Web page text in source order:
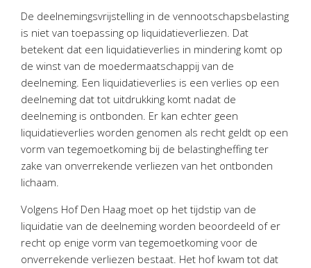
Bedrijfseconomisch advies
Belastingadvies Purmerend
Online boekhouden
Nieuws&informatie
Nieuwsbrief
Nieuwsoverzicht
Handige links
Contact
De deelnemingsvrijstelling in de vennootschapsbelasting
is niet van toepassing op liquidatieverliezen. Dat
betekent dat een liquidatieverlies in mindering komt op
de winst van de moedermaatschappij van de
deelneming. Een liquidatieverlies is een verlies op een
deelneming dat tot uitdrukking komt nadat de
deelneming is ontbonden. Er kan echter geen
liquidatieverlies worden genomen als recht geldt op een
vorm van tegemoetkoming bij de belastingheffing ter
zake van onverrekende verliezen van het ontbonden
lichaam.
Volgens Hof Den Haag moet op het tijdstip van de
liquidatie van de deelneming worden beoordeeld of er
recht op enige vorm van tegemoetkoming voor de
onverrekende verliezen bestaat. Het hof kwam tot dat